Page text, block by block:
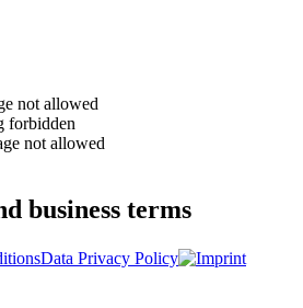
forbidden
business terms
Data Privacy Policy